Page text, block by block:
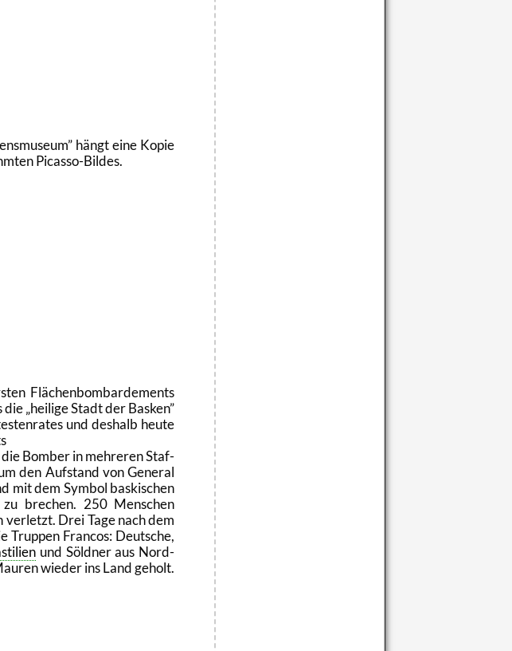
hängt eine Kopie
Pi­cas­so-Bil­des.
Flä­chen­bom­bar­de­ments
die hei­li­ge Stadt der Bas­ken
und des­halb heute
Bom­ber in meh­re­ren Staf­
den Auf­stand von Ge­ne­ral
mit dem Sym­bol bas­ki­schen
bre­chen. 250 Men­schen
Drei Tage nach dem
Trup­pen Fran­cos: Deut­sche,
und Söld­ner aus Nord­
wie­der ins Land ge­holt.